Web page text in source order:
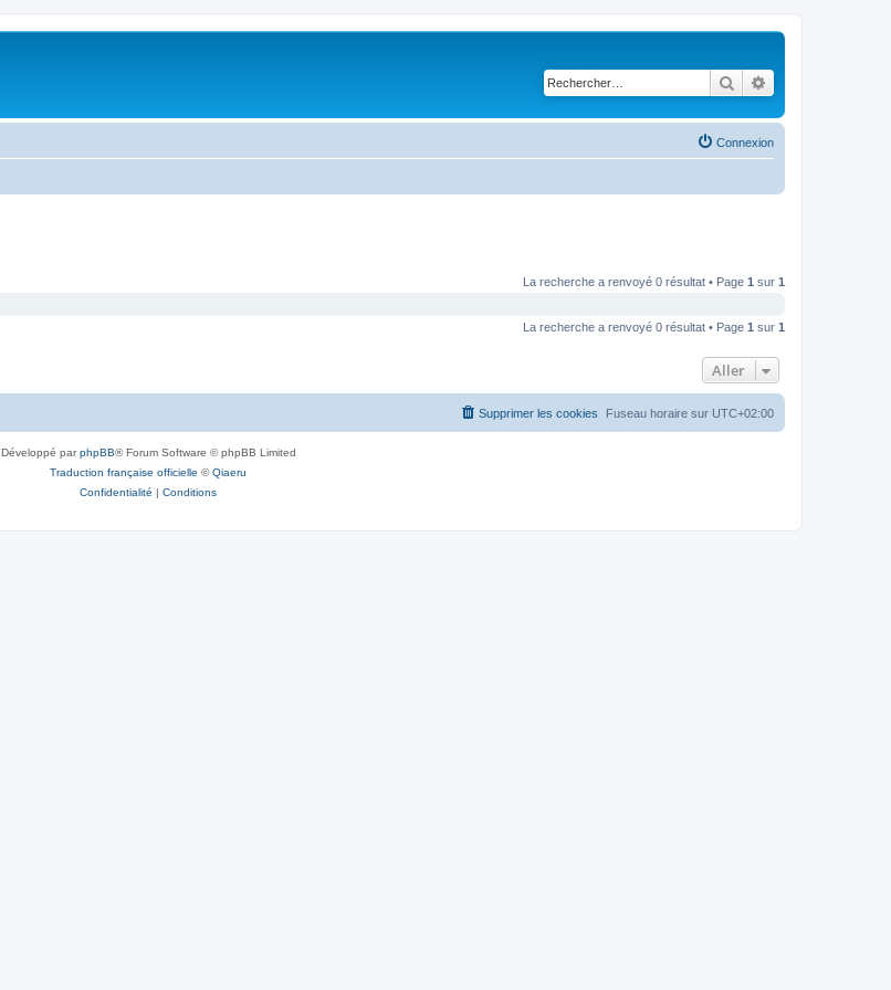
Rechercher
Connexion
La recherche a renvoyé 0 résultat • Page 1 sur 1
La recherche a renvoyé 0 résultat • Page 1 sur 1
Aller
Fuseau horaire sur UTC+02:00
Supprimer les cookies
Développé parphpBB® Forum Software © phpBB Limited
Traduction française officielle ©Qiaeru
Confidentialité | Conditions